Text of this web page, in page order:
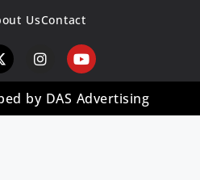
UsContact
by DAS Advertising